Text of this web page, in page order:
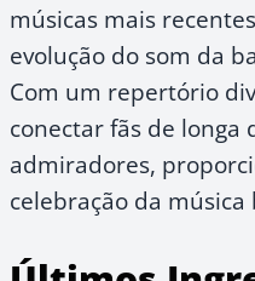
músicas mais
evolução do som da
Com um repertório
conectar fãs de longa
admiradores,
celebração da